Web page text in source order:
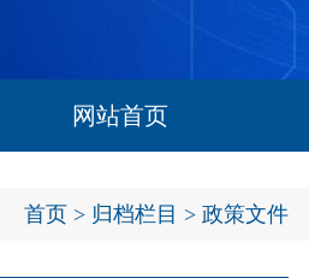
网站首页
首页 > 归档栏目 > 政策文件